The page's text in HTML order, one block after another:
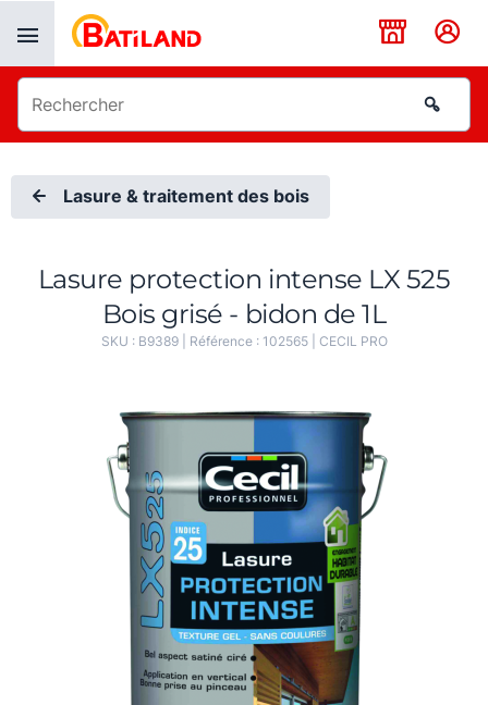
Lasure & traitement des bois
Lasure protection intense LX 525
Bois grisé - bidon de 1L
SKU : B9389| Référence : 102565| CECIL PRO
Panneau de gestion des cookies